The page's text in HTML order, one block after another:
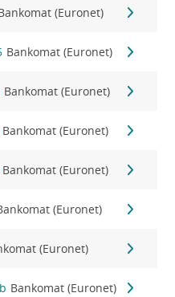
(Euronet)
Bankomat (Euronet)
Bankomat (Euronet)
Bankomat (Euronet)
Bankomat (Euronet)
(Euronet)
(Euronet)
Bankomat (Euronet)